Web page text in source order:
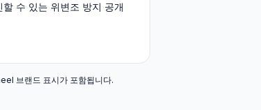
수 있는 위변조 방지 공개
브랜드 표시가 포함됩니다.